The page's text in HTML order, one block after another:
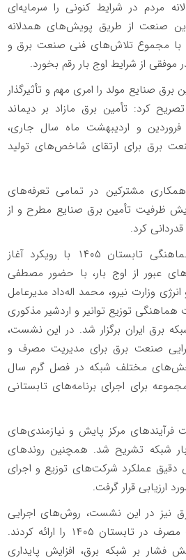
مردم در شرایط کنونی را سرمایه‌ای
صنعت از طریق پویش‌های همدلانه
با مجموع تلاش‌های فنی صنعت برق و
از شرایط اوج بار رقم بخورد.
برق صنایع مولد را امری مهم و تأثیرگذار
کرد: تأمین برق مازاد بر دیماند
فروردین و اردیبهشت ماه سال جاری،
برق برای ارتقای شاخص‌های تولید
مشترکین در تمامی تعرفه‌های
ظرفیت تأمین برق صنایع مطرح و از
کرد.
مانور مدیریت مصرف و هماهنگی تابستان ۱۴۰۵ با رویکرد آغاز
عبور از اوج بار، با حضور مصطفی
وزارت نیرو، محمد اله‌داد مدیرعامل
هماهنگی توزیع توانیر و اردشیر مذکوری
برق ایران برگزار شد. در این نشست،
صنعت برق برای مدیریت مصرف و
مختلف شبکه در فصل گرم سال
برای اجرای برنامه‌های تابستانی
فرآیندهای مرکز پایش و نیازمندی‌های
شبکه تشریح شد. همچنین روندهای
دقیق عملکرد شرکت‌های توزیع و اجرای
ارزیابی قرار گرفت.
نیز در این نشست، روش‌های اجرایی
پیش‌بینی‌شده برای مدیریت مصرف در تابستان ۱۴۰۵ را ارائه کردند.
فشار بر شبکه برق، افزایش پایداری